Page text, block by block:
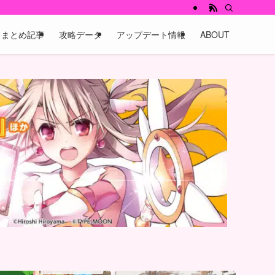
まとめ記事 攻略データ アップデート情報 ABOUT